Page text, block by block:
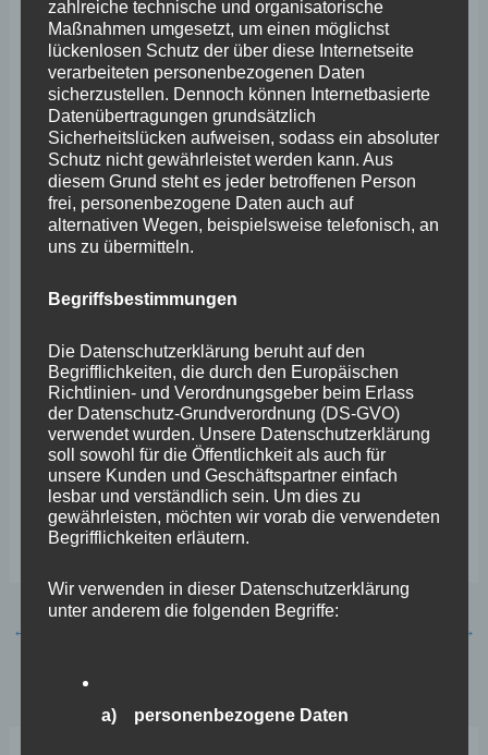
§103 GemO um den Zusatz, dass kommunale
Investitionen in Klimaschutzmaßnahmen eine zulässige
Ausnahme vom Grundsatz gemäß VV Nr. 4.1.
Daher: Seien Sie heute mutig und unterstützen Sie unser
Anliegen.
Es gilt das gesprochene Wort
Ergebnis: Mit den Stimmen der
AfD wurde der Antrag abgelehnt!
Hinweis: Zu diesem Thema siehe auch unsere
Pressemitteilung vom 9. November (über Startseite
bzw. Rubrik Presse): „Kommunaler Haushalt:
Investitionen in Klimaschutzmaßnahmen müssen bei
Genehmigung berücksichtihgt werden“.
← →
zahlreiche technische und organisatorische
Maßnahmen umgesetzt, um einen möglichst
lückenlosen Schutz der über diese Internetseite
verarbeiteten personenbezogenen Daten
sicherzustellen. Dennoch können Internetbasierte
Datenübertragungen grundsätzlich
Sicherheitslücken aufweisen, sodass ein absoluter
Schutz nicht gewährleistet werden kann. Aus
diesem Grund steht es jeder betroffenen Person
frei, personenbezogene Daten auch auf
alternativen Wegen, beispielsweise telefonisch, an
uns zu übermitteln.
Begriffsbestimmungen
Die Datenschutzerklärung beruht auf den
Begrifflichkeiten, die durch den Europäischen
Richtlinien- und Verordnungsgeber beim Erlass
der Datenschutz-Grundverordnung (DS-GVO)
verwendet wurden. Unsere Datenschutzerklärung
soll sowohl für die Öffentlichkeit als auch für
unsere Kunden und Geschäftspartner einfach
lesbar und verständlich sein. Um dies zu
gewährleisten, möchten wir vorab die verwendeten
Begrifflichkeiten erläutern.
Wir verwenden in dieser Datenschutzerklärung
unter anderem die folgenden Begriffe:
a) personenbezogene Daten